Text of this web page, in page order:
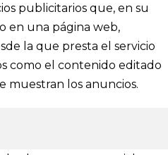
publicitarios que, en su
en una página web,
la que presta el servicio
como el contenido editado
muestran los anuncios.